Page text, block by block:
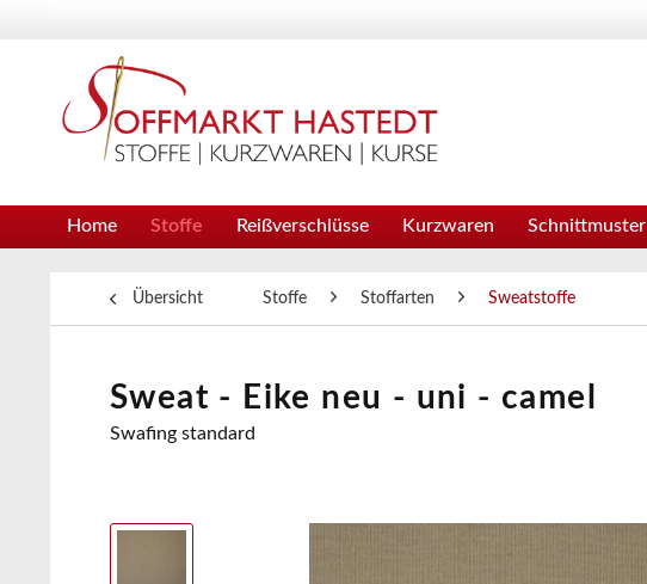
Home Stoffe Reißverschlüsse Kurzwaren Schnittmuster
Übersicht Stoffe Stoffarten Sweatstoffe
Sweat - Eike neu - uni - camel
Swafing standard